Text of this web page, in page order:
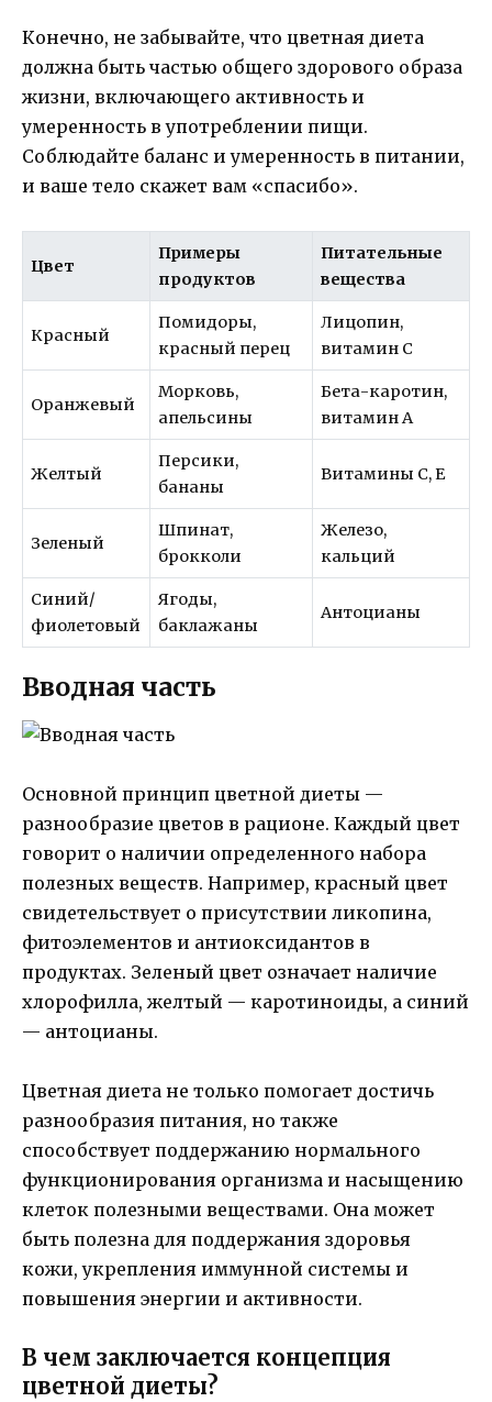
Конечно, не забывайте, что цветная диета
должна быть частью общего здорового образа
жизни, включающего активность и
умеренность в употреблении пищи.
Соблюдайте баланс и умеренность в питании,
и ваше тело скажет вам «спасибо».
Цвет
Примеры
продуктов
Питательные
вещества
Красный
Помидоры,
красный перец
Лицопин,
витамин С
Оранжевый
Морковь,
апельсины
Бета-каротин,
витамин А
Желтый
Персики,
бананы
Витамины C, E
Зеленый
Шпинат,
брокколи
Железо,
кальций
Синий/
фиолетовый
Ягоды,
баклажаны
Антоцианы
Вводная часть
Основной принцип цветной диеты —
разнообразие цветов в рационе. Каждый цвет
говорит о наличии определенного набора
полезных веществ. Например, красный цвет
свидетельствует о присутствии ликопина,
фитоэлементов и антиоксидантов в
продуктах. Зеленый цвет означает наличие
хлорофилла, желтый — каротиноиды, а синий
— антоцианы.
Цветная диета не только помогает достичь
разнообразия питания, но также
способствует поддержанию нормального
функционирования организма и насыщению
клеток полезными веществами. Она может
быть полезна для поддержания здоровья
кожи, укрепления иммунной системы и
повышения энергии и активности.
В чем заключается концепция
цветной диеты?